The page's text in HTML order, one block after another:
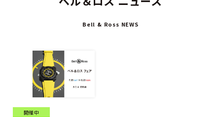
Bell & Ross NEWS
開催中